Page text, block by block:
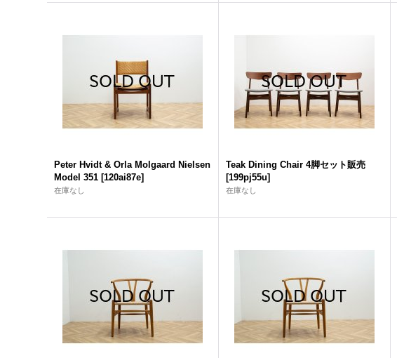
Peter Hvidt & Orla Molgaard Nielsen
Model 351 [120ai87e]
在庫なし
Teak Dining Chair 4脚セット販売
[199pj55u]
在庫なし